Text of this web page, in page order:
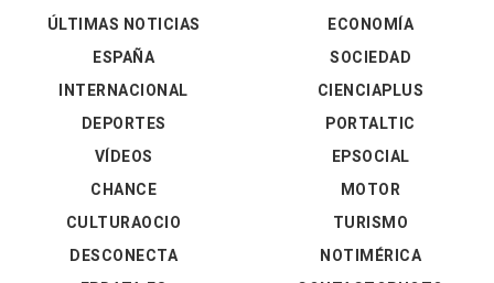
ÚLTIMAS NOTICIAS
ESPAÑA
INTERNACIONAL
DEPORTES
VÍDEOS
ECONOMÍA
SOCIEDAD
CIENCIAPLUS
PORTALTIC
EPSOCIAL
CHANCE
CULTURAOCIO
DESCONECTA
MOTOR
TURISMO
NOTIMÉRICA